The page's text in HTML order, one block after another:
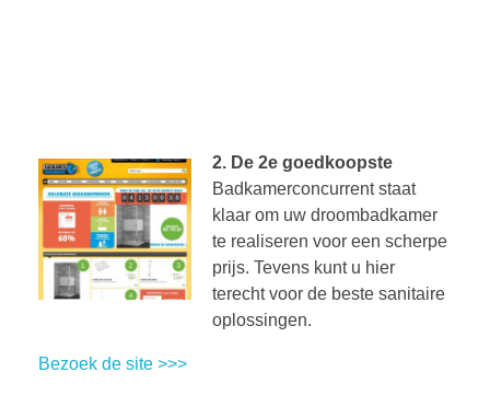
2. De 2e goedkoopste
Badkamerconcurrent staat
klaar om uw droombadkamer
te realiseren voor een scherpe
prijs. Tevens kunt u hier
terecht voor de beste sanitaire
oplossingen.
Bezoek de site >>>